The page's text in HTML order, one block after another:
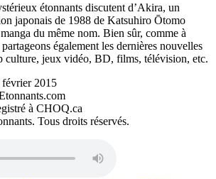
étonnants discutent d’Akira, un
japonais de 1988 de Katsuhiro Ōtomo
du même nom. Bien sûr, comme à
également les dernières nouvelles
culture, jeux vidéo, BD, films, télévision, etc.
2015
à CHOQ.ca
Tous droits réservés.